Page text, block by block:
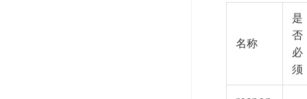
名称
是
否
必
须